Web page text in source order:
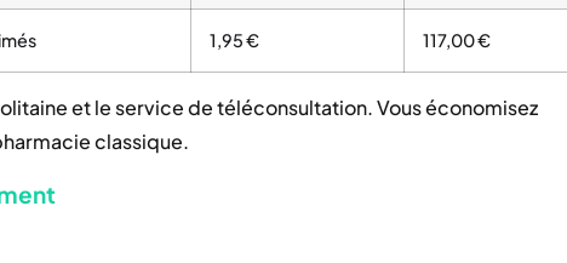
1,95 € 117,00 €
et le service de téléconsultation. Vous économisez
classique.